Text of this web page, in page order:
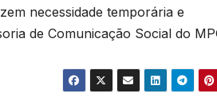
necessidade temporária e
de Comunicação Social do